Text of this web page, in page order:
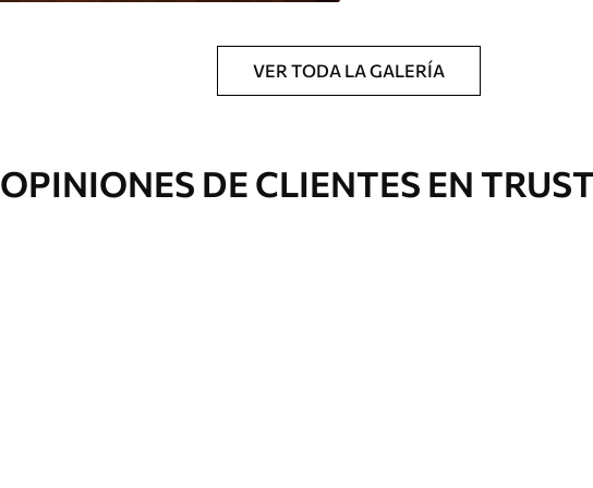
VER TODA LA GALERÍA
OPINIONES DE CLIENTES EN